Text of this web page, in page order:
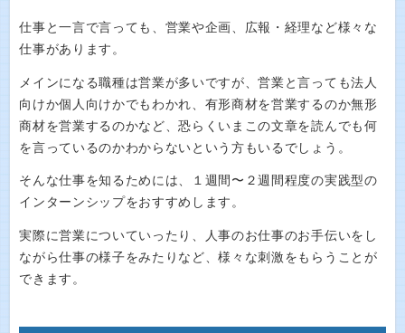
仕事と一言で言っても、営業や企画、広報・経理など様々な
仕事があります。
メインになる職種は営業が多いですが、営業と言っても法人
向けか個人向けかでもわかれ、有形商材を営業するのか無形
商材を営業するのかなど、恐らくいまこの文章を読んでも何
を言っているのかわからないという方もいるでしょう。
そんな仕事を知るためには、１週間〜２週間程度の実践型の
インターンシップをおすすめします。
実際に営業についていったり、人事のお仕事のお手伝いをし
ながら仕事の様子をみたりなど、様々な刺激をもらうことが
できます。